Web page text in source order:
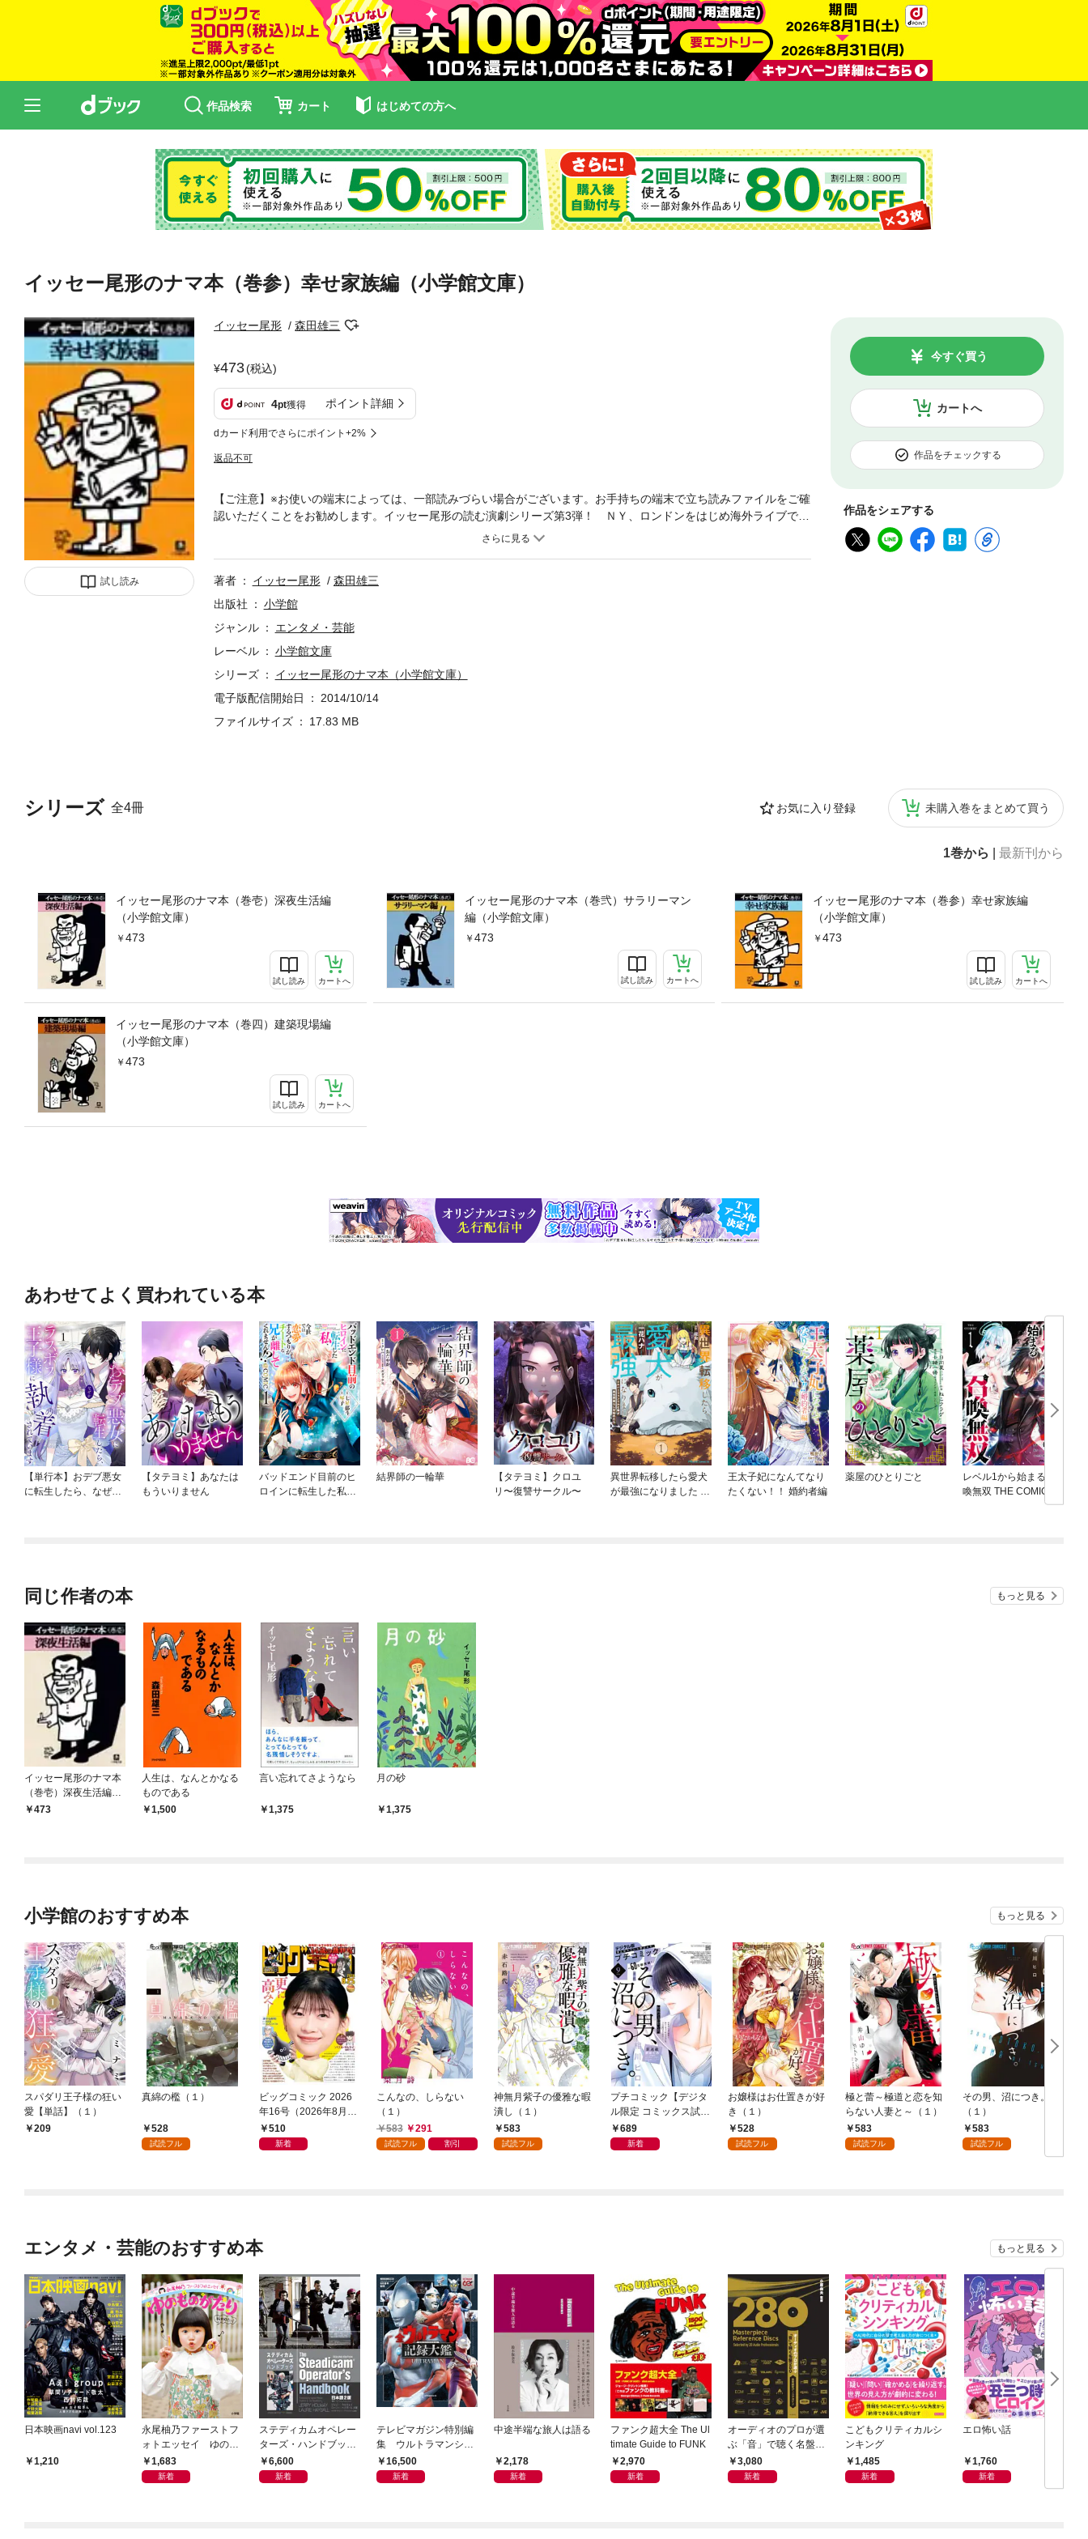
作品検索 カート はじめての方へ
イッセー尾形のナマ本（巻参）幸せ家族編（小学館文庫）
試し読み
イッセー尾形 森田雄三
473(税込)
4pt獲得 ポイント詳細
dカード利用でさらにポイント+2%
返品不可
カートへ
今すぐ買う
作品をチェックする
作品をシェアする
シリーズ 全4冊 お気に入り登録 未購入巻をまとめて買う
1巻から 最新刊から
イッセー尾形のナマ本（巻壱）深夜生活編
（小学館文庫）
473
試し読み カートへ
イッセー尾形のナマ本（巻弐）サラリーマン
編（小学館文庫）
473
試し読み カートへ
イッセー尾形のナマ本（巻参）幸せ家族編
（小学館文庫）
473
試し読み カートへ
イッセー尾形のナマ本（巻四）建築現場編
（小学館文庫）
473
試し読み カートへ
【ご注意】※お使いの端末によっては、一部読みづらい場合がございます。お手持ちの端末で立ち読みファイルをご確
認いただくことをお勧めします。イッセー尾形の読む演劇シリーズ第3弾！ ＮＹ、ロンドンをはじめ海外ライブで称
賛された「幸せ家族・ハワイ編」を中心に、最新作「大工」「ホームレス」「悪徳商法」から、渋谷ジァンジァンで
の商品は紙の書籍のページを画像にした電子書籍です。文字サイズだけを拡大・縮小することはできませんので、予
めご了承ください。 試し読みファイルにより、ご購入前にお手持ちの端末での表示をご確認ください。
著者 イッセー尾形
森田雄三
出版社
小学館
ジャンル
エンタメ・芸能
レーベル
小学館文庫
シリーズ
イッセー尾形のナマ本（小学館文庫）
電子版配信開始日
2014/10/14
ファイルサイズ
17.83 MB
あわせてよく買われている本
【単行本】おデブ悪女
に転生したら、なぜか
【タテヨミ】あなたは
もういりません
バッドエンド目前のヒ
ロインに転生した私、
結界師の一輪華
【タテヨミ】クロユ
リ〜復讐サークル〜
異世界転移したら愛犬
が最強になりました ～
王太子妃になんてなり
たくない！！ 婚約者編
薬屋のひとりごと
レベル1から始まる召
喚無双 THE COMIC
同じ作者の本 もっと見る
イッセー尾形のナマ本
（巻壱）深夜生活編
（小学館文庫）
473
人生は、なんとかなる
ものである
1,500
言い忘れてさようなら
1,375
月の砂
1,375
小学館のおすすめ本 もっと見る
スパダリ王子様の狂い
愛【単話】（１）
209
真綿の檻（１）
528
試読フル
ビッグコミック 2026
年16号（2026年8月7
日発売）
510
新着
こんなの、しらない
（１）
583
291
試読フル 割引
神無月紫子の優雅な暇
潰し（１）
583
試読フル
プチコミック【デジタ
ル限定 コミックス試し
読み特典付き】 2026
年9月号（2026年8月7
689
新着
お嬢様はお仕置きが好
き（１）
528
試読フル
極と蕾～極道と恋を知
らない人妻と～（１）
583
試読フル
その男、沼につき。
（１）
583
試読フル
エンタメ・芸能のおすすめ本 もっと見る
日本映画navi vol.123
1,210
永尾柚乃ファーストフ
ォトエッセイ ゆのも
のがたり
1,683
新着
ステディカムオペレー
ターズ・ハンドブック
日本語版 電子版 第２
版
6,600
新着
テレビマガジン特別編
集 ウルトラマンシリ
ーズ６０周年記念 全
ウルトラマン記録大鑑
16,500
新着
中途半端な旅人は語る
2,178
新着
ファンク超大全 The Ul
timate Guide to FUNK
2,970
新着
オーディオのプロが選
ぶ「音」で聴く名盤28
0——音質探究ディス
クガイド
3,080
新着
こどもクリティカルシ
ンキング
1,485
新着
エロ怖い話
1,760
新着